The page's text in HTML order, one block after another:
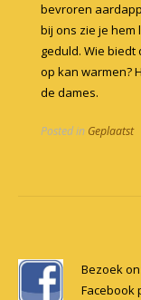
bevroren
bij ons zie je hem
geduld. Wie
op kan warmen?
de dames.
Posted in Geplaatst
Bezoek
Facebook